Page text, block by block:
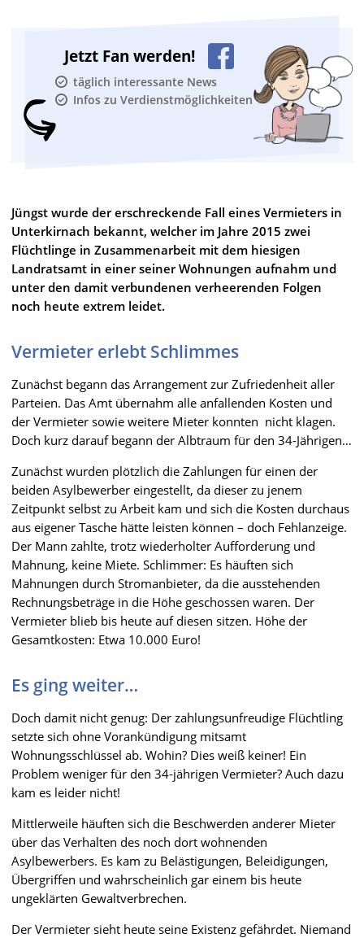
Jetzt Fan werden!
täglich interessante News
Infos zu Verdienstmöglichkeiten
Jüngst wurde der erschreckende Fall eines Vermieters in
Unterkirnach bekannt, welcher im Jahre 2015 zwei
Flüchtlinge in Zusammenarbeit mit dem hiesigen
Landratsamt in einer seiner Wohnungen aufnahm und
unter den damit verbundenen verheerenden Folgen
noch heute extrem leidet.
Vermieter erlebt Schlimmes
Zunächst begann das Arrangement zur Zufriedenheit aller
Parteien. Das Amt übernahm alle anfallenden Kosten und
der Vermieter sowie weitere Mieter konnten nicht klagen.
Doch kurz darauf begann der Albtraum für den 34-Jährigen…
Zunächst wurden plötzlich die Zahlungen für einen der
beiden Asylbewerber eingestellt, da dieser zu jenem
Zeitpunkt selbst zu Arbeit kam und sich die Kosten durchaus
aus eigener Tasche hätte leisten können – doch Fehlanzeige.
Der Mann zahlte, trotz wiederholter Aufforderung und
Mahnung, keine Miete. Schlimmer: Es häuften sich
Mahnungen durch Stromanbieter, da die ausstehenden
Rechnungsbeträge in die Höhe geschossen waren. Der
Vermieter blieb bis heute auf diesen sitzen. Höhe der
Gesamtkosten: Etwa 10.000 Euro!
Es ging weiter…
Doch damit nicht genug: Der zahlungsunfreudige Flüchtling
setzte sich ohne Vorankündigung mitsamt
Wohnungsschlüssel ab. Wohin? Dies weiß keiner! Ein
Problem weniger für den 34-jährigen Vermieter? Auch dazu
kam es leider nicht!
Mittlerweile häuften sich die Beschwerden anderer Mieter
über das Verhalten des noch dort wohnenden
Asylbewerbers. Es kam zu Belästigungen, Beleidigungen,
Übergriffen und wahrscheinlich gar einem bis heute
ungeklärten Gewaltverbrechen.
Der Vermieter sieht heute seine Existenz gefährdet. Niemand